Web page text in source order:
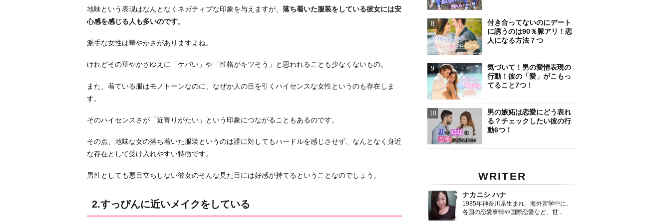
メ
ク
し
3.
ま
め
性
格
地味という表現はなんとなくネガティブな印象を与えますが、 落ち着いた服装をしている彼女には安
心感を感じる人も多いのです。
派手な女性は華やかさがありますよね。
けれどその華やかさゆえに「ケバい」や「性格がキツそう」と思われることも少なくないもの。
また、着ている服はモノトーンなのに、なぜか人の目を引くハイセンスな女性というのも存在しま
す。
そのハイセンスさが「近寄りがたい」という印象につながることもあるのです。
その点、地味な女の落ち着いた服装というのは誰に対してもハードルを感じさせず、なんとなく身近
な存在として受け入れやすい特徴です。
男性としても悪目立ちしない彼女のそんな見た目には好感が持てるということなのでしょう。
2.すっぴんに近いメイクをしている
付き合ってないのにデート
に誘うのは90％脈アリ！恋
人になる方法７つ
気づいて！男の愛情表現の
行動！彼の「愛」がこもっ
てること7つ！
男の嫉妬は恋愛にどう表れ
る？チェックしたい彼の行
動6つ！
WRITER
ナカニシ ハナ
1985年神奈川県生まれ。海外留学中に、
各国の恋愛事情や国際恋愛など、世...